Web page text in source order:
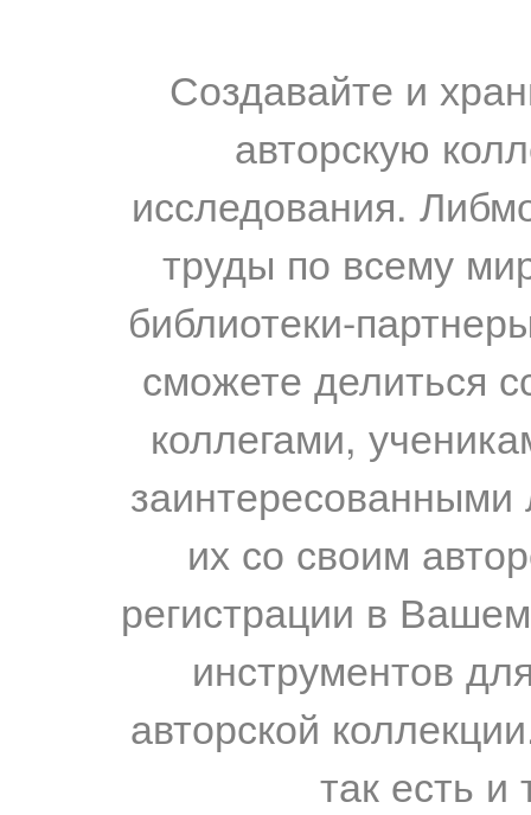
Создавайте и
авторскую
исследования.
труды по всему
библиотеки-
сможете делиться
коллегами,
их со своим
регистрации в
инструментов
авторской
так есть и